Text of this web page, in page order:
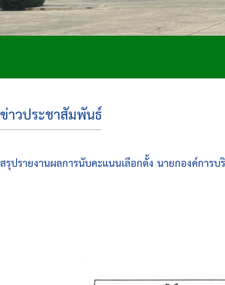
ข่าวประชาสัมพันธ์
สรุปรายงานผลการนับคะแนนเลือกตั้ง นายกองค์การ